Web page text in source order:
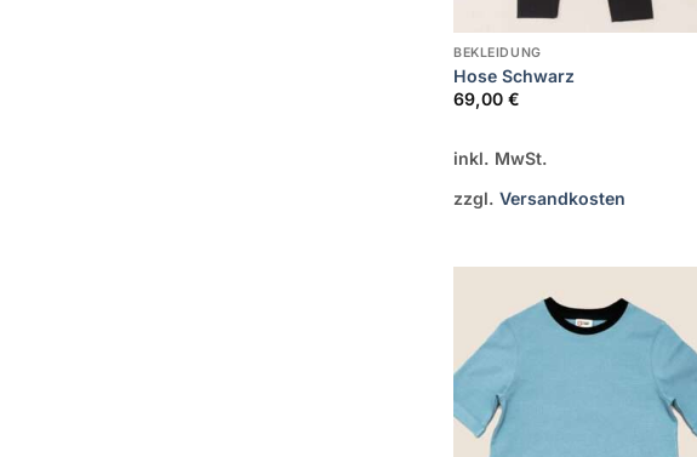
BEKLEIDUNG
Hose Schwarz
69,00€
inkl. MwSt.
zzgl.Versandkosten
Wunschliste